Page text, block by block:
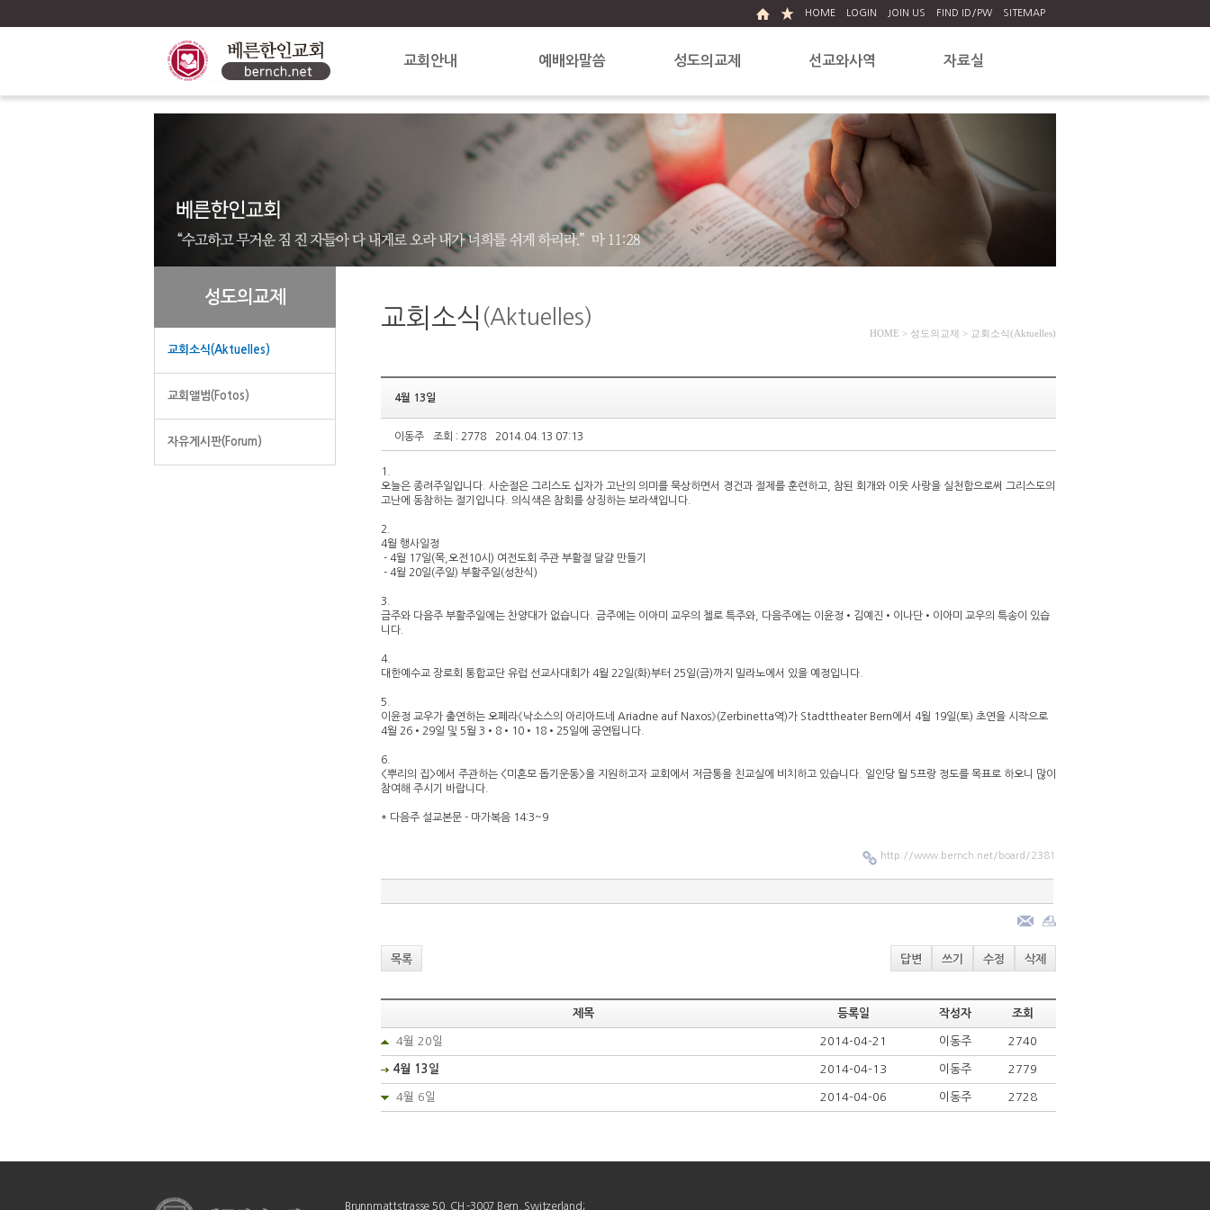
HOME LOGIN JOIN US FIND ID/PW SITEMAP
교회안내 예배와말씀 성도의교제 선교와사역 자료실
찾아오시는길
금주의 말씀
교회소식
교회앨범
자유게시판
형제교회 및 협력기관
선교현황 및 기도제목
유럽 한인교회
교회자료실
스위스-베른 정보
주일학교자료실
정보게시판
성도의교제
교회소식(Aktuelles)
교회앨범(Fotos)
자유게시판(Forum)
교회소식 (Aktuelles)
HOME > 성도의교제 > 교회소식(Aktuelles)
4월 13일
이동주 조회 : 2778 2014.04.13 07:13
1.
오늘은 종려주일입니다. 사순절은 그리스도 십자가 고난의 의미를 묵상하면서 경건과 절제를 훈련하고, 참된 회개와 이웃 사랑을 실천함으로써 그리스도의
고난에 동참하는 절기입니다. 의식색은 참회를 상징하는 보라색입니다.
2.
4월 행사일정
- 4월 17일(목,오전10시) 여전도회 주관 부활절 달걀 만들기
- 4월 20일(주일) 부활주일(성찬식)
3.
금주와 다음주 부활주일에는 찬양대가 없습니다. 금주에는 이아미 교우의 첼로 특주와, 다음주에는 이윤정•김예진•이나단•이아미 교우의 특송이 있습
니다.
4.
대한예수교 장로회 통합교단 유럽 선교사대회가 4월 22일(화)부터 25일(금)까지 밀라노에서 있을 예정입니다.
5.
이윤정 교우가 출연하는 오페라《낙소스의 아리아드네 Ariadne auf Naxos》(Zerbinetta역)가 Stadttheater Bern에서 4월 19일(토) 초연을 시작으로
4월 26•29일 및 5월 3•8•10•18•25일에 공연됩니다.
6.
<뿌리의 집>에서 주관하는 <미혼모 돕기운동>을 지원하고자 교회에서 저금통을 친교실에 비치하고 있습니다. 일인당 월 5프랑 정도를 목표로 하오니 많이
참여해 주시기 바랍니다.
* 다음주 설교본문 - 마가복음 14:3~9
http://www.bernch.net/board/2381
목록 답변 쓰기 수정 삭제
제목 등록일 작성자 조회
4월 20일 2014-04-21 이동주 2740
4월 13일 2014-04-13 이동주 2779
4월 6일 2014-04-06 이동주 2728
Brunnmattstrasse 50, CH -3007 Bern, Switzerland;